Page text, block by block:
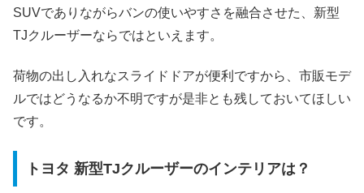
SUVでありながらバンの使いやすさを融合させた、新型
TJクルーザーならではといえます。
荷物の出し入れなスライドドアが便利ですから、市販モデ
ルではどうなるか不明ですが是非とも残しておいてほしい
です。
トヨタ 新型TJクルーザーのインテリアは？